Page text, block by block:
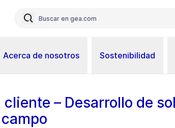
Acerca de nosotros Sostenibilidad
– Desarrollo de